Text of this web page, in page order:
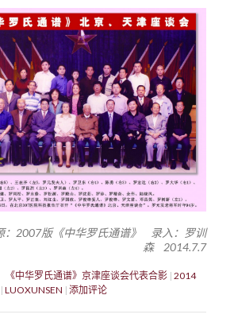
：2007版《中华罗氏通谱》 录入：罗训
森 2014.7.7
《中华罗氏通谱》京津座谈会代表合影 2014
LUOXUNSEN 添加评论